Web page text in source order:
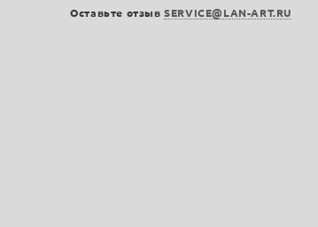
Оставьте отзывSERVICE@LAN-ART.RU